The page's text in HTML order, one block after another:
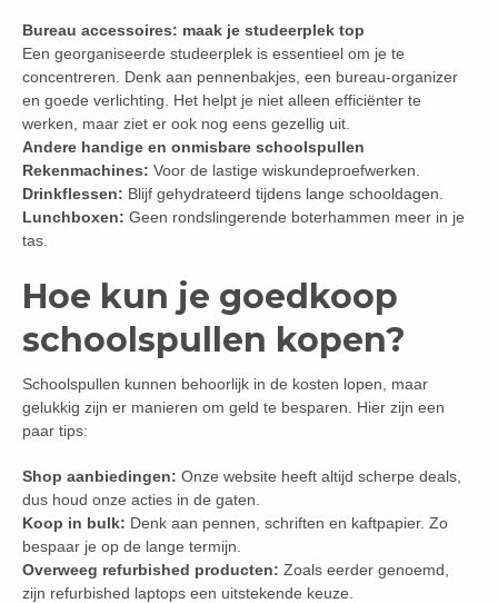
Bureau accessoires: maak je studeerplek top
Een georganiseerde studeerplek is essentieel om je te
concentreren. Denk aan pennenbakjes, een bureau-organizer
en goede verlichting. Het helpt je niet alleen efficiënter te
werken, maar ziet er ook nog eens gezellig uit.
Andere handige en onmisbare schoolspullen
Rekenmachines: Voor de lastige wiskundeproefwerken.
Drinkflessen: Blijf gehydrateerd tijdens lange schooldagen.
Lunchboxen: Geen rondslingerende boterhammen meer in je
tas.
Hoe kun je goedkoop
schoolspullen kopen?
Schoolspullen kunnen behoorlijk in de kosten lopen, maar
gelukkig zijn er manieren om geld te besparen. Hier zijn een
paar tips:
Shop aanbiedingen: Onze website heeft altijd scherpe deals,
dus houd onze acties in de gaten.
Koop in bulk: Denk aan pennen, schriften en kaftpapier. Zo
bespaar je op de lange termijn.
Overweeg refurbished producten: Zoals eerder genoemd,
zijn refurbished laptops een uitstekende keuze.